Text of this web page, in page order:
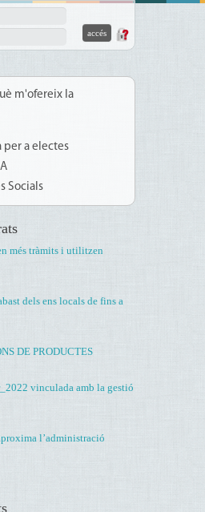
m'ofereix la
per a electes
Socials
més tràmits i utilitzen
dels ens locals de fins a
DE PRODUCTES
vinculada amb la gestió
l’administració